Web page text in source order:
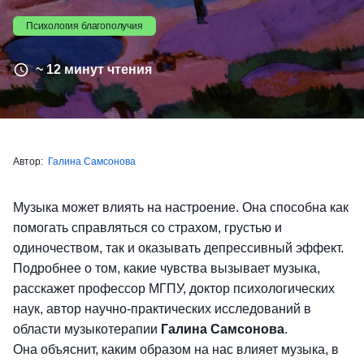
Психология благополучия
~ 12 минут чтения
Автор: Галина Самсонова
Музыка может влиять на настроение. Она способна как
помогать справляться со страхом, грустью и
одиночеством, так и оказывать депрессивный эффект.
Подробнее о том, какие чувства вызывает музыка,
расскажет профессор МГПУ, доктор психологических
наук, автор научно-практических исследований в
области музыкотерапии Галина Самсонова.
Она объяснит, каким образом на нас влияет музыка, в